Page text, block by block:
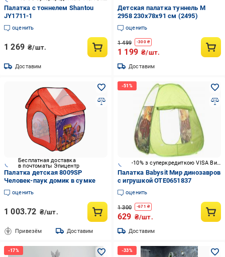
Палатка с тоннелем Shantou
JY1711-1
оценить
1 269 ₴/шт.
Доставим
Детская палатка туннель M
2958 230х78х91 см (2495)
оценить
1 499 -300₴
1 199 ₴/шт.
Доставим
Бесплатная доставка
в почтоматы Эпицентр
Палатка детская 8009SP
Человек-паук домик в сумке
оценить
1 003.72 ₴/шт.
Привезём Доставим
-10% з суперкредиткою VISA Вигода
Палатка Babysit Мир динозавров
с игрушкой OTE0651837
оценить
1 300 -671 ₴
629 ₴/шт.
Доставим